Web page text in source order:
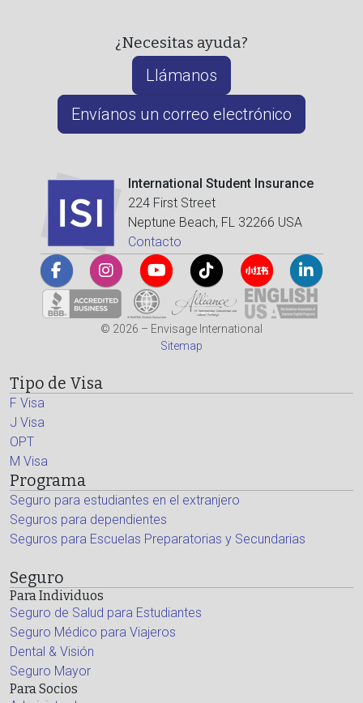
¿Necesitas ayuda?
Llámanos
Envíanos un correo electrónico
International Student Insurance
224 First Street
Neptune Beach, FL 32266 USA
Contacto
© 2026 – Envisage International
Sitemap
Tipo de Visa
F Visa
J Visa
OPT
M Visa
Programa
Seguro para estudiantes en el extranjero
Seguros para dependientes
Seguros para Escuelas Preparatorias y Secundarias
Seguro
Para Individuos
Seguro de Salud para Estudiantes
Seguro Médico para Viajeros
Dental & Visión
Seguro Mayor
Para Socios